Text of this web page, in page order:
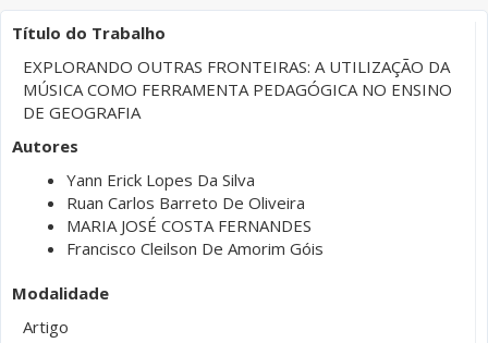
Título do Trabalho
EXPLORANDO OUTRAS FRONTEIRAS: A UTILIZAÇÃO DA
MÚSICA COMO FERRAMENTA PEDAGÓGICA NO ENSINO
DE GEOGRAFIA
Autores
Yann Erick Lopes Da Silva
Ruan Carlos Barreto De Oliveira
MARIA JOSÉ COSTA FERNANDES
Francisco Cleilson De Amorim Góis
Modalidade
Artigo